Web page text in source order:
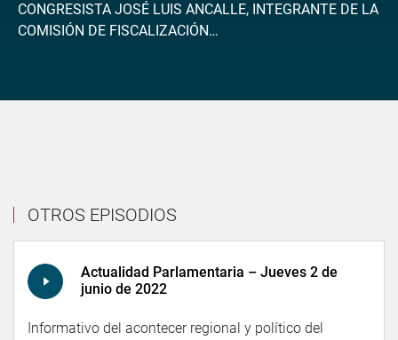
CONGRESISTA JOSÉ LUIS ANCALLE, INTEGRANTE DE LA
COMISIÓN DE FISCALIZACIÓN…
OTROS EPISODIOS
Actualidad Parlamentaria – Jueves 2 de
junio de 2022
Informativo del acontecer regional y político del